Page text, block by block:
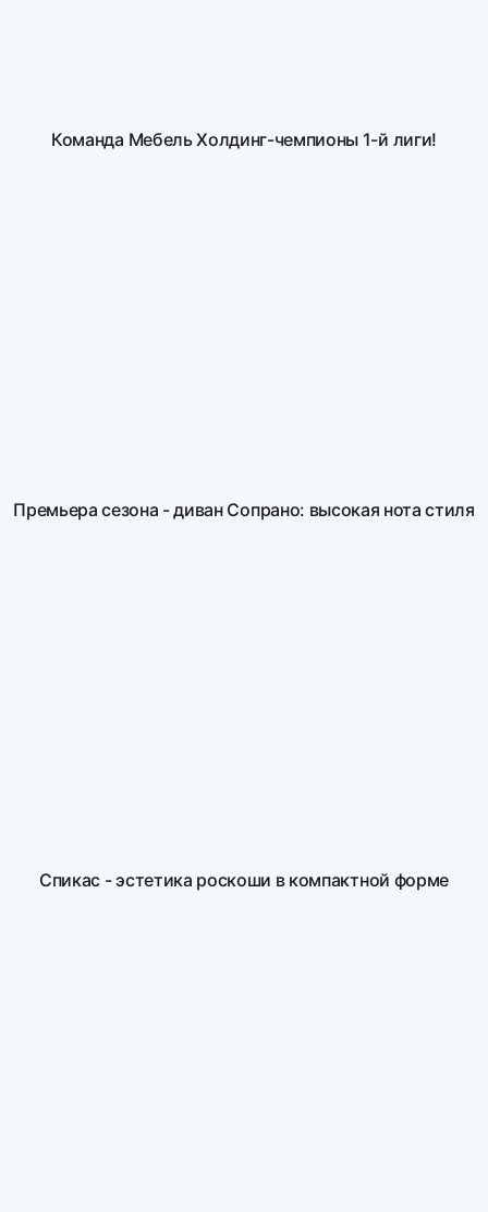
Команда Мебель Холдинг-чемпионы 1-й лиги!
Премьера сезона - диван Сопрано: высокая нота стиля
Спикас - эстетика роскоши в компактной форме